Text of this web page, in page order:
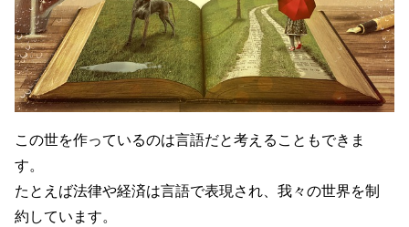
この世を作っているのは言語だと考えることもできま
す。
たとえば法律や経済は言語で表現され、我々の世界を制
約しています。